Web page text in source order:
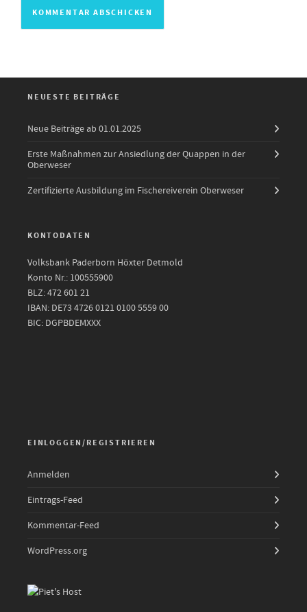
NEUESTE BEITRÄGE
Neue Beiträge ab 01.01.2025
Erste Maßnahmen zur Ansiedlung der Quappen in der
Oberweser
Zertifizierte Ausbildung im Fischereiverein Oberweser
KONTODATEN
Volksbank Paderborn Höxter Detmold
Konto Nr.: 100555900
BLZ: 472 601 21
IBAN: DE73 4726 0121 0100 5559 00
BIC: DGPBDEMXXX
EINLOGGEN/REGISTRIEREN
Anmelden
Eintrags-Feed
Kommentar-Feed
WordPress.org